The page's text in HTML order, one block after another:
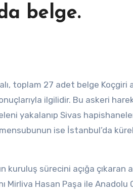
belge.
toplam 27 adet belge Koçgiri
ilgilidir. Bu askeri
yakalanıp Sivas
ise İstanbul’da
kuruluş sürecini açığa
Hasan Paşa ile Anadolu